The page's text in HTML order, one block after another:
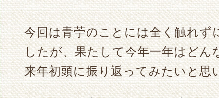
今回は青苧のことには全く触れず
したが、果たして今年一年はどん
来年初頭に振り返ってみたいと思